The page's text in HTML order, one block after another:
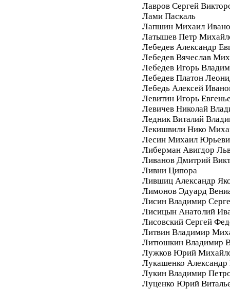
Лавров Сергей
Лами Паскаль
Лапшин Михаил
Латышев Петр
Лебедев Александр
Лебедев Вячеслав
Лебедев Игорь
Лебедев Платон
Лебедь Алексей
Левитин Игорь
Левичев Николай
Ледник Виталий
Лекишвили Нико
Лесин Михаил
Либерман Авигдор
Ливанов Дмитрий
Ливни Ципора
Лившиц Александр
Лимонов Эдуард
Лисин Владимир
Лисицын Анатолий
Лисовский Сергей
Литвин Владимир
Литюшкин Владимир
Лужков Юрий
Лукашенко Александр
Лукин Владимир
Луценко Юрий